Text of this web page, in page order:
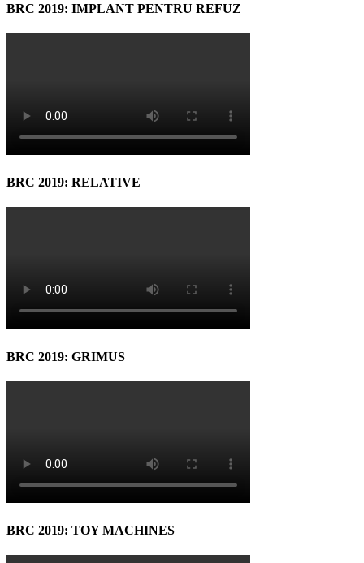
BRC 2019: IMPLANT PENTRU REFUZ
BRC 2019: RELATIVE
BRC 2019: GRIMUS
BRC 2019: TOY MACHINES